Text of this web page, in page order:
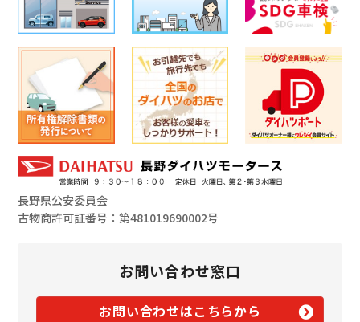
長野県公安委員会
古物商許可証番号：第481019690002号
お問い合わせ窓口
お問い合わせはこちらから